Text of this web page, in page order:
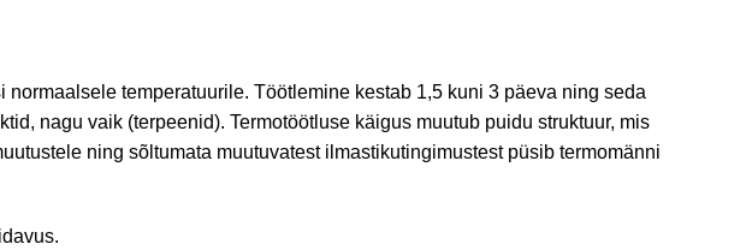
normaalsele temperatuurile. Töötlemine kestab 1,5 kuni 3 päeva ning seda
nagu vaik (terpeenid). Termotöötluse käigus muutub puidu struktuur, mis
ning sõltumata muutuvatest ilmastikutingimustest püsib termomänni